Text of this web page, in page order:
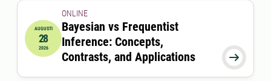
2026-08-28 13:00:00till2026-08-28 14:00:00
AUGUSTI
28
2026

ONLINE
Bayesian vs Frequentist
Inference: Concepts,
Contrasts, and Applications